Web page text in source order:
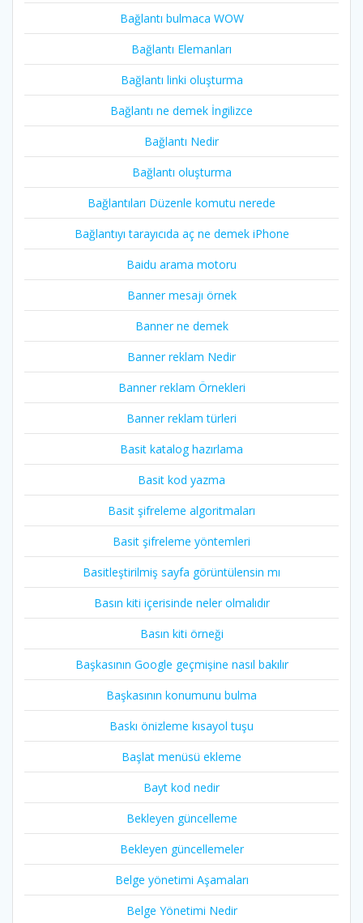
Bağlantı bulmaca WOW
Bağlantı Elemanları
Bağlantı linki oluşturma
Bağlantı ne demek İngilizce
Bağlantı Nedir
Bağlantı oluşturma
Bağlantıları Düzenle komutu nerede
Bağlantıyı tarayıcıda aç ne demek iPhone
Baidu arama motoru
Banner mesajı örnek
Banner ne demek
Banner reklam Nedir
Banner reklam Örnekleri
Banner reklam türleri
Basit katalog hazırlama
Basit kod yazma
Basit şifreleme algoritmaları
Basit şifreleme yöntemleri
Basitleştirilmiş sayfa görüntülensin mı
Basın kiti içerisinde neler olmalıdır
Basın kiti örneği
Başkasının Google geçmişine nasıl bakılır
Başkasının konumunu bulma
Baskı önizleme kısayol tuşu
Başlat menüsü ekleme
Bayt kod nedir
Bekleyen güncelleme
Bekleyen güncellemeler
Belge yönetimi Aşamaları
Belge Yönetimi Nedir